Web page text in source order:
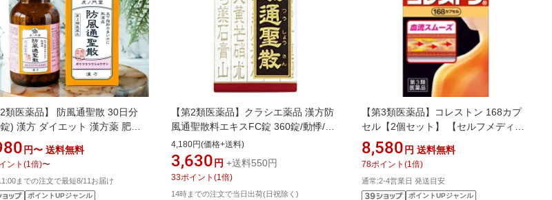
2類医薬品】 防風通聖散 30日分
) 漢方 ダイエット 漢方薬 肥満
症 便秘 便秘解消 むくみ 浮腫 粒
イプ 錠 錠剤 市販 市販薬（セルフ
ケーション税制対象商品）高血
満に伴う動悸・肩こり
円〜 送料無料
ント (1 倍)〜
までの注文で最短8/11お届け
ポイントUPジャンル
【第2類医薬品】クラシエ薬品 漢方防
風通聖散料エキスFC錠 360錠/動悸/肩
こり/のぼせ/むくみ/便秘【SM】
4,180円(価格+送料)
3,630 円 +送料550円
33ポイント (1 倍)
14時までの注文で当日出荷(日祝除く)
【第3類医薬品】コレストン 168カプ
セル【2個セット】 【セルフメディケ
ーション税制対象】
8,580 円 送料無料
78ポイント (1 倍)
通常:2-4営業日 発送目安
ポイントUPジャンル